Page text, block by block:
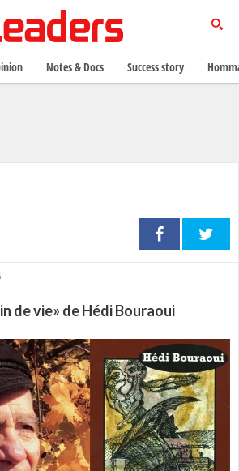
de vie» de Hédi Bouraoui
Notes & Docs Success story